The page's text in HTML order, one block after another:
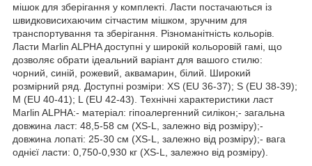
мішок для зберігання у комплекті. Ласти постачаються із
швидковисихаючим сітчастим мішком, зручним для
транспортування та зберігання. Різноманітність кольорів.
Ласти Marlin ALPHA доступні у широкій кольоровій гамі, що
дозволяє обрати ідеальний варіант для вашого стилю:
чорний, синій, рожевий, аквамарин, білий. Широкий
розмірний ряд. Доступні розміри: XS (EU 36-37); S (EU 38-39);
M (EU 40-41); L (EU 42-43). Технічні характеристики ласт
Marlin ALPHA:- матеріал: гіпоалергенний силікон;- загальна
довжина ласт: 48,5-58 см (XS-L, залежно від розміру);-
довжина лопаті: 25-30 см (XS-L, залежно від розміру);- вага
однієї ласти: 0,750-0,930 кг (XS-L, залежно від розміру).